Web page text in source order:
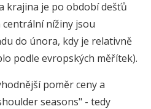
krajina je po období dešťů
centrální nížiny jsou
do února, kdy je relativně
podle evropských měřítek).
poměr ceny a
seasons" - tedy